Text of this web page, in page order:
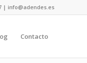
| info@adendes.es
Contacto